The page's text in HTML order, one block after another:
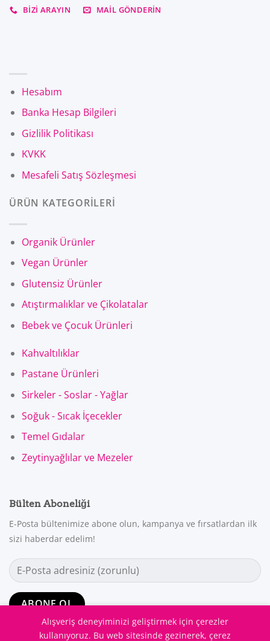
BIZI ARAYIN MAIL GÖNDERIN
Hesabım
Banka Hesap Bilgileri
Gizlilik Politikası
KVKK
Mesafeli Satış Sözleşmesi
ÜRÜN KATEGORİLERİ
Organik Ürünler
Vegan Ürünler
Glutensiz Ürünler
Atıştırmalıklar ve Çikolatalar
Bebek ve Çocuk Ürünleri
Kahvaltılıklar
Pastane Ürünleri
Sirkeler - Soslar - Yağlar
Soğuk - Sıcak İçecekler
Temel Gıdalar
Zeytinyağlılar ve Mezeler
Bülten Aboneliği
E-Posta bültenimize abone olun, kampanya ve fırsatlardan ilk
sizi haberdar edelim!
Alışveriş deneyiminizi geliştirmek için çerezler
kullanıyoruz. Bu web sitesinde gezinerek, çerez